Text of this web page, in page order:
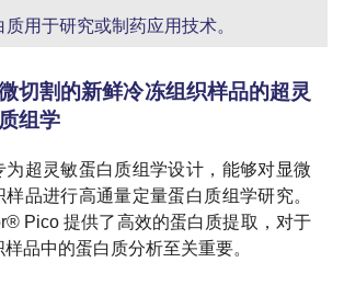
质用于研究或制药应用技术。
切割的新鲜冷冻组织样品的超灵
组学
为超灵敏蛋白质组学设计，能够对显微
样品进行高通量定量蛋白质组学研究。
Pico 提供了高效的蛋白质提取，对于
品中的蛋白质分析至关重要。